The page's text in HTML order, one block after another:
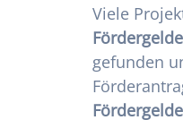
Viele
gefunden